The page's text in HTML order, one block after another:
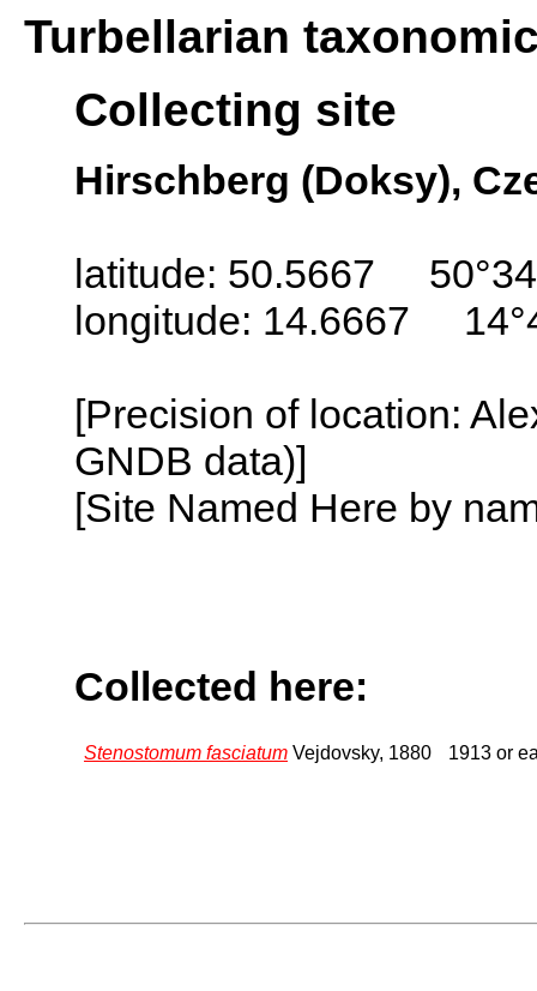
Turbellarian
Collecting site
Hirschberg (Doksy),
latitude: 50.5667
longitude: 14.6667
[Precision of location:
GNDB data)]
[Site Named Here by
Collected here:
Stenostomum fasciatum Vejdovsky, 1880 1913 or